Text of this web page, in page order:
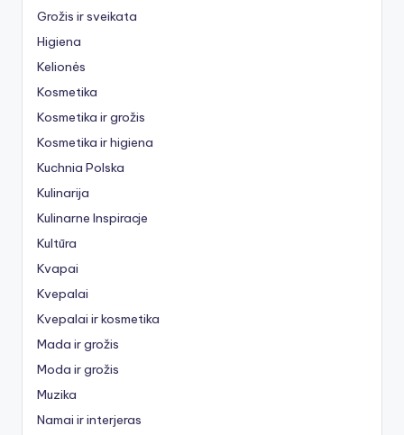
Grožis ir sveikata
Higiena
Kelionės
Kosmetika
Kosmetika ir grožis
Kosmetika ir higiena
Kuchnia Polska
Kulinarija
Kulinarne Inspiracje
Kultūra
Kvapai
Kvepalai
Kvepalai ir kosmetika
Mada ir grožis
Moda ir grožis
Muzika
Namai ir interjeras